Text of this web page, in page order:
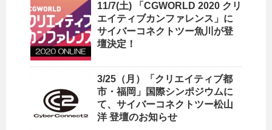
11/7(土) 「CGWORLD 2020 クリ
エイティブカンファレンス」に
サイバーコネクトツー魚川が登
壇決定！
3/25（月）「クリエイティブ都
市・福岡」国際シンポジウムに
て、サイバーコネクトツー松山
洋 登壇のお知らせ